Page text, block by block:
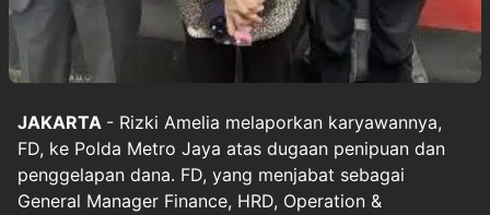
JAKARTA - Rizki Amelia melaporkan karyawannya,
FD, ke Polda Metro Jaya atas dugaan penipuan dan
penggelapan dana. FD, yang menjabat sebagai
General Manager Finance, HRD, Operation &